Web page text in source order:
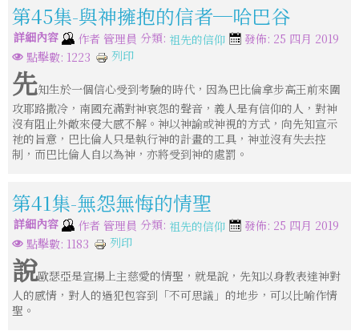
第45集-與神擁抱的信者─哈巴谷
詳細內容 作者 管理員 分類: 祖先的信仰
發佈: 25 四月 2019
點擊數: 1223
列印
先知生於一個信心受到考驗的時代，因為巴比倫拿步高王前來圍
攻耶路撒冷，南國充滿對神哀怨的聲音，義人是有信仰的人，對神
沒有阻止外敵來侵大感不解。神以神諭或神視的方式，向先知宣示
祂的旨意，巴比倫人只是執行神的計畫的工具，神並沒有失去控
制，而巴比倫人自以為神，亦將受到神的處罰。
第41集-無怨無悔的情聖
詳細內容 作者 管理員 分類: 祖先的信仰
發佈: 25 四月 2019
點擊數: 1183
列印
說歐瑟亞是宣揚上主慈愛的情聖，就是說，先知以身教表達神對
人的感情，對人的過犯包容到「不可思議」的地步，可以比喻作情
聖。